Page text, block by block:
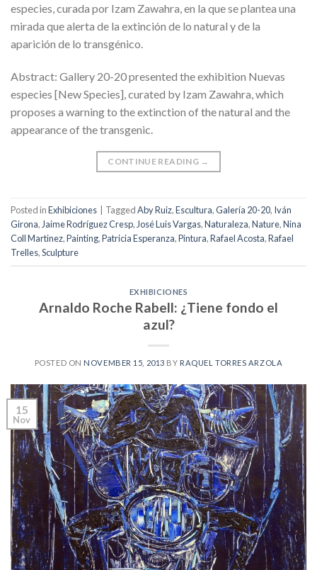
especies, curada por Izam Zawahra, en la que se plantea una
mirada que alerta de la extinción de lo natural y de la
aparición de lo transgénico.
Abstract: Gallery 20-20 presented the exhibition Nuevas
especies [New Species], curated by Izam Zawahra, which
proposes a warning to the extinction of the natural and the
appearance of the transgenic.
CONTINUE READING →
Posted inExhibiciones TaggedAby Ruiz,Escultura,Galería 20-20, Iván
Girona, Jaime Rodríguez Cresp, José Luis Vargas,Naturaleza,Nature,Nina
Coll Martinez,Painting,Patricia Esperanza,Pintura,Rafael Acosta,Rafael
Trelles,Sculpture
EXHIBICIONES
Arnaldo Roche Rabell: ¿Tiene fondo el
azul?
POSTED ON NOVEMBER 15, 2013 BY RAQUEL TORRES ARZOLA
15
Nov